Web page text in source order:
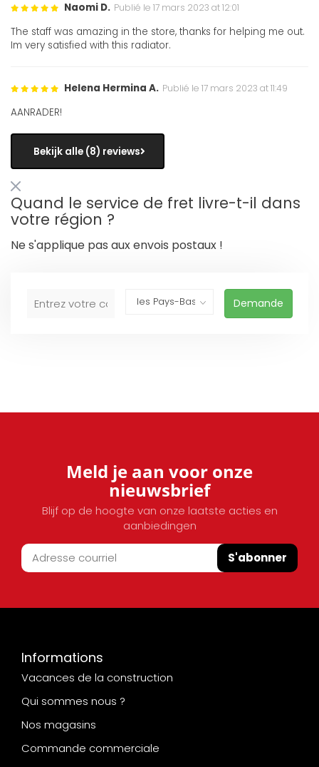
Naomi D. Publié le 17 mars 2023 at 12:01
The staff was amazing in the store, thanks for helping me out.
Im very satisfied with this radiator.
Helena Hermina A. Publié le 17 mars 2023 at 11:49
AANRADER!
Bekijk alle (8) reviews
Quand le service de fret livre-t-il dans
votre région ?
Ne s'applique pas aux envois postaux !
Demande
Meld je aan voor onze
nieuwsbrief
Blijf op de hoogte van onze laatste acties en
aanbiedingen
S'abonner
Informations
Vacances de la construction
Qui sommes nous ?
Nos magasins
Commande commerciale